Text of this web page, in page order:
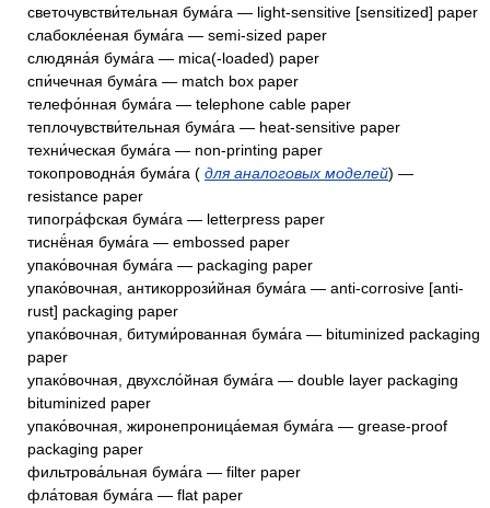
светочувстви́тельная бума́га — light-sensitive [sensitized] paper
слабокле́еная бума́га — semi-sized paper
слюдяна́я бума́га — mica(-loaded) paper
спи́чечная бума́га — match box paper
телефо́нная бума́га — telephone cable paper
теплочувстви́тельная бума́га — heat-sensitive paper
техни́ческая бума́га — non-printing paper
токопроводна́я бума́га ( для аналоговых моделей) —
resistance paper
типогра́фская бума́га — letterpress paper
тиснё́ная бума́га — embossed paper
упако́вочная бума́га — packaging paper
упако́вочная, антикоррози́йная бума́га — anti-corrosive [anti-
rust] packaging paper
упако́вочная, битуми́рованная бума́га — bituminized packaging
paper
упако́вочная, двухсло́йная бума́га — double layer packaging
bituminized paper
упако́вочная, жиронепроница́емая бума́га — grease-proof
packaging paper
фильтрова́льная бума́га — filter paper
фла́товая бума́га — flat paper